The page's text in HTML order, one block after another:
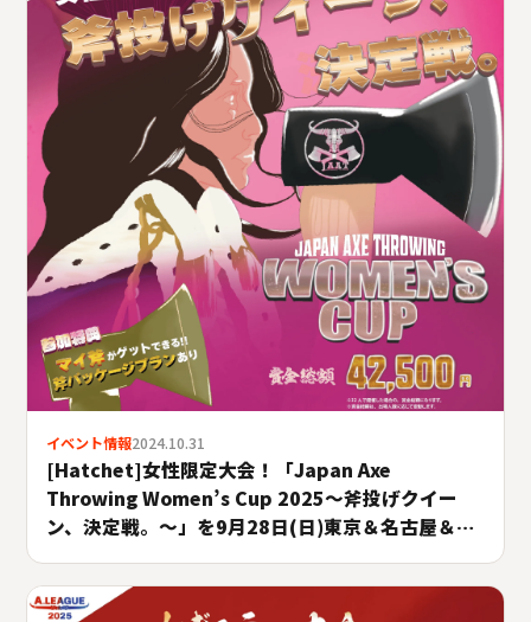
イベント情報2024.10.31
[Hatchet]女性限定大会！「Japan Axe
Throwing Women’s Cup 2025〜斧投げクイー
ン、決定戦。〜」を9月28日(日)東京＆名古屋＆大